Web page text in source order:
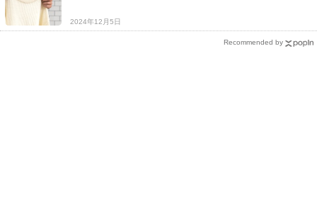
2024年12月5日
Recommended by